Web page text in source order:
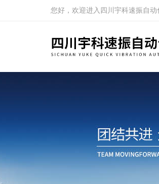
您好，欢迎进入四川宇科速振自动